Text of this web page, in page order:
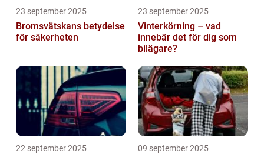
23 september 2025
Bromsvätskans betydelse
för säkerheten
23 september 2025
Vinterkörning – vad
innebär det för dig som
bilägare?
22 september 2025 09 september 2025